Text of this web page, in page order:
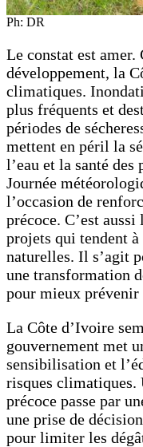
Ph: DR
Le constat est amer.
développement, la
climatiques.
plus fréquents et
périodes de
mettent en péril la
l’eau et la santé
Journée
l’occasion de
précoce. C’est
projets qui tendent
naturelles. Il s’agit
une transformation
pour mieux
La Côte d’Ivoire
gouvernement met
sensibilisation et
risques climatiques.
précoce passe par
une prise de
pour limiter les